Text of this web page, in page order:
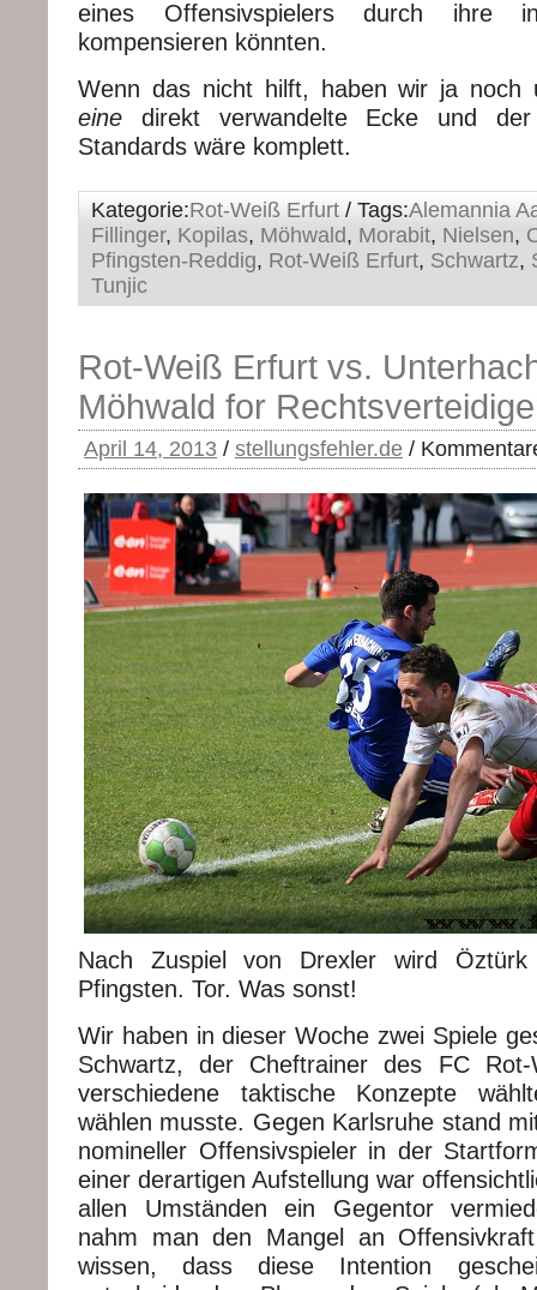
eines Offensivspielers durch ihre
kompensieren könnten.
Wenn das nicht hilft, haben wir ja noch
eine direkt verwandelte Ecke und
Standards wäre komplett.
Kategorie:Rot-Weiß Erfurt / Tags:Alemannia
Fillinger, Kopilas, Möhwald, Morabit, Nielsen,
Pfingsten-Reddig, Rot-Weiß Erfurt, Schwartz,
Tunjic
Rot-Weiß Erfurt vs.
Möhwald for
April 14, 2013 / stellungsfehler.de /
Nach Zuspiel von Drexler wird Öztürk
Pfingsten. Tor. Was sonst!
Wir haben in dieser Woche zwei Spiele
Schwartz, der Cheftrainer des FC
verschiedene taktische Konzepte
wählen musste. Gegen Karlsruhe stand
nomineller Offensivspieler in der
einer derartigen Aufstellung war
allen Umständen ein Gegentor
nahm man den Mangel an
wissen, dass diese Intention